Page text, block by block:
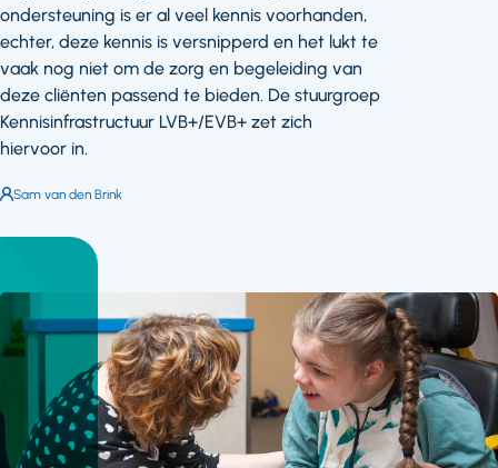
ondersteuning is er al veel kennis voorhanden,
echter, deze kennis is versnipperd en het lukt te
vaak nog niet om de zorg en begeleiding van
deze cliënten passend te bieden. De stuurgroep
Kennisinfrastructuur LVB+/EVB+ zet zich
hiervoor in.
Auteur:
Sam van den Brink